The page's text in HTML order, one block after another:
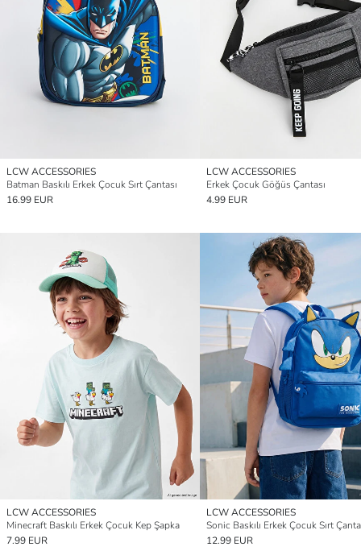
LCW ACCESSORIES
Batman Baskılı Erkek Çocuk Sırt Çantası
16.99 EUR
LCW ACCESSORIES
Erkek Çocuk Göğüs Çantası
4.99 EUR
LCW ACCESSORIES
Minecraft Baskılı Erkek Çocuk Kep Şapka
7.99 EUR
LCW ACCESSORIES
Sonic Baskılı Erkek Çocuk Sırt
12.99 EUR